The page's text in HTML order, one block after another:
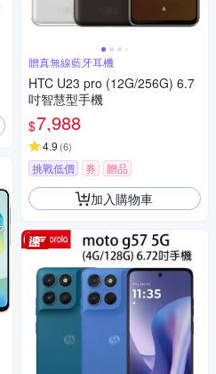
贈真無線藍牙耳機
HTC U23 pro (12G/256G) 6.7
吋智慧型手機
$7,988
4.9 (6)
挑戰低價 券 贈品
加入購物車